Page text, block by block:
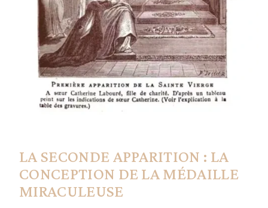
LA SECONDE APPARITION : LA
CONCEPTION DE LA MÉDAILLE
MIRACULEUSE